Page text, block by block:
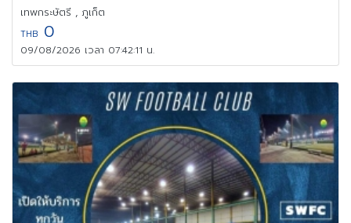
เทพกระษัตรี , ภูเก็ต
THB 0
09/08/2026 เวลา 07:42:11 น.